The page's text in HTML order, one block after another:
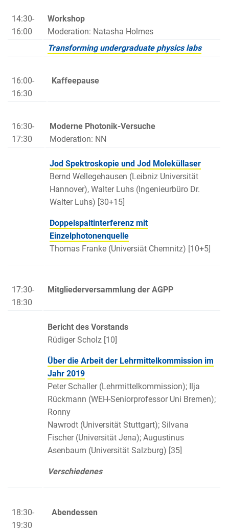
14:30-
16:00
Workshop
Moderation: Natasha Holmes
Transforming undergraduate physics labs
16:00-
16:30
Kaffeepause
16:30-
17:30
Moderne Photonik-Versuche
Moderation: NN
Jod Spektroskopie und Jod Moleküllaser
Bernd Wellegehausen (Leibniz Universität
Hannover), Walter Luhs (Ingenieurbüro Dr.
Walter Luhs) [30+15]
Doppelspaltinterferenz mit
Einzelphotonenquelle
Thomas Franke (Universiät Chemnitz) [10+5]
17:30-
18:30
Mitgliederversammlung der AGPP
Bericht des Vorstands
Rüdiger Scholz [10]
Über die Arbeit der Lehrmittelkommission im
Jahr 2019
Peter Schaller (Lehrmittelkommission); Ilja
Rückmann (WEH-Seniorprofessor Uni Bremen);
Ronny
Nawrodt (Universität Stuttgart); Silvana
Fischer (Universität Jena); Augustinus
Asenbaum (Universität Salzburg) [35]
Verschiedenes
18:30-
19:30
Abendessen